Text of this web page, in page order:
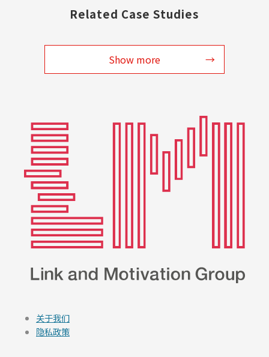
Related Case Studies
Show more
关于我们
隐私政策